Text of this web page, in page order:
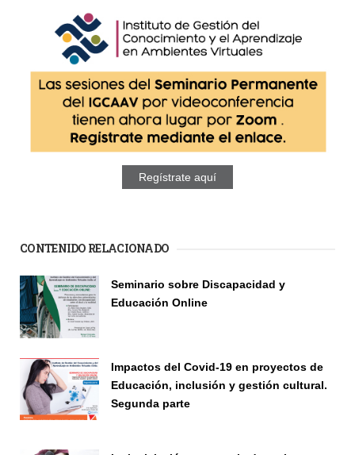
Regístrate aquí
CONTENIDO RELACIONADO
Seminario sobre Discapacidad y
Educación Online
Impactos del Covid-19 en proyectos de
Educación, inclusión y gestión cultural.
Segunda parte
Páginas